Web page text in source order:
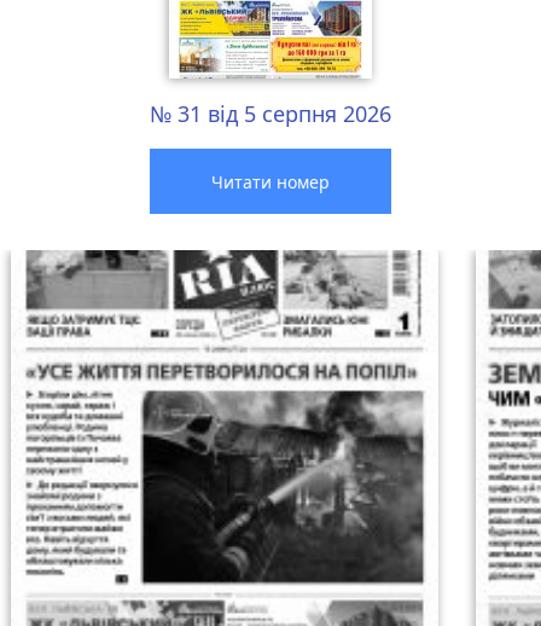
№ 31 від 5 серпня 2026
Читати номер